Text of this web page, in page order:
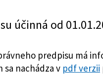
účinná od
predpisu má
sa nachádza v pdf verzii